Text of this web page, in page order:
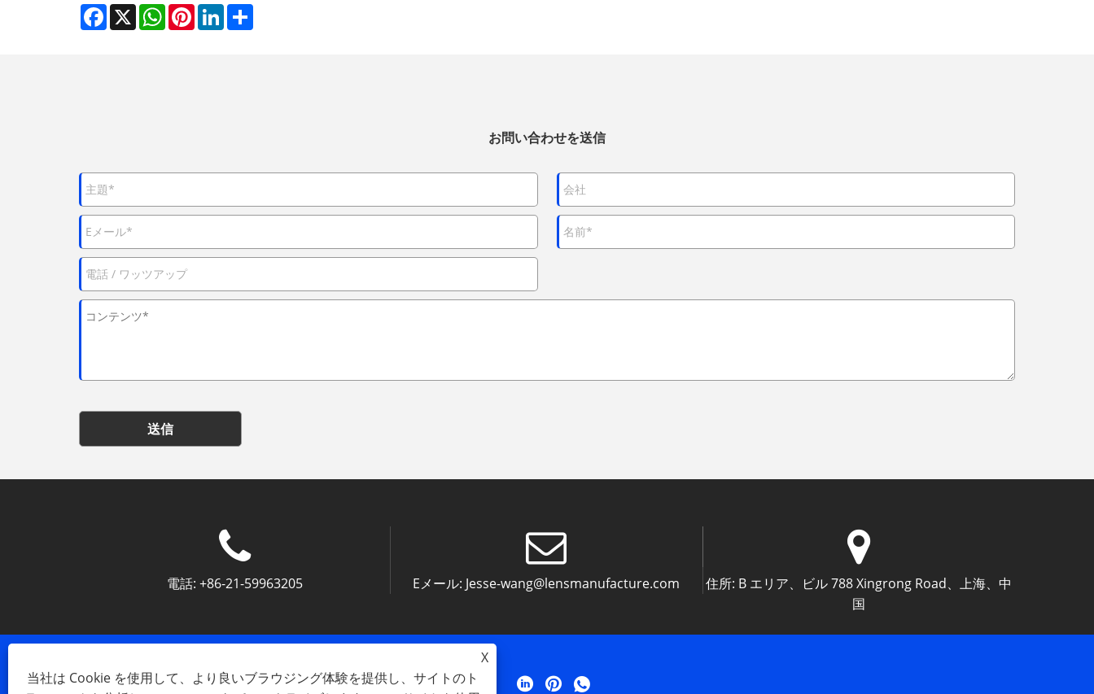
Facebook
X WhatsAppPinterestLinkedIn
お問い合わせを送信
送信
電話: +86-21-59963205 Eメール: Jesse-wang@lensmanufacture.com 住所: B エリア、ビル 788 Xingrong Road、上海、中
国
X
当社は Cookie を使用して、より良いブラウジング体験を提供し、サイトのト